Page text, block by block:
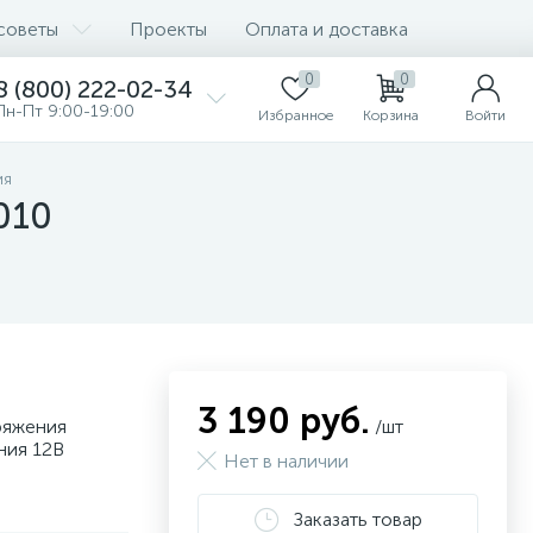
Проекты Оплата и доставка
(800) 222-02-34
Пт 9:00-19:00
0
Избранное
0
Корзина Войти
12В
3 190 руб. /шт
Нет в наличии
Заказать товар